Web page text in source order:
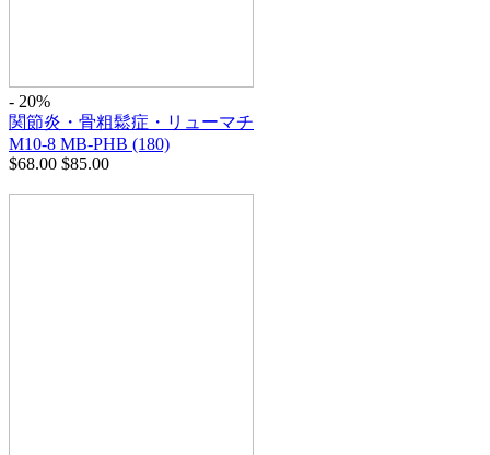
- 20%
関節炎・骨粗鬆症・リューマチ
M10-8 MB-PHB (180)
$68.00 $85.00